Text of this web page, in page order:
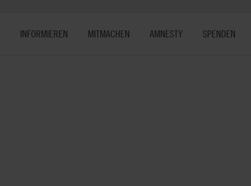
INFORMIEREN MITMACHEN AMNESTY SPENDEN